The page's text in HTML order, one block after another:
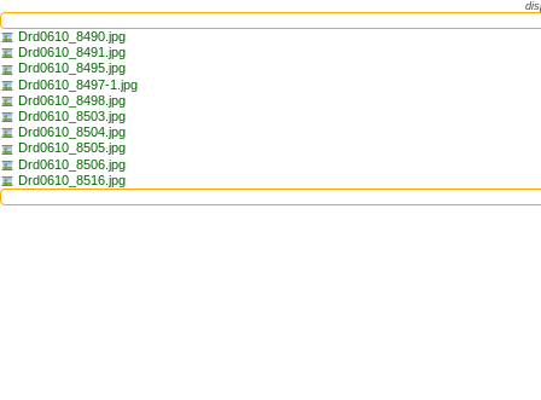
Drd0610_8490.jpg
Drd0610_8491.jpg
Drd0610_8495.jpg
Drd0610_8497-1.jpg
Drd0610_8498.jpg
Drd0610_8503.jpg
Drd0610_8504.jpg
Drd0610_8505.jpg
Drd0610_8506.jpg
Drd0610_8516.jpg